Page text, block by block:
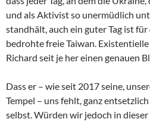
und als Aktivist so unermüdlich
standhält, auch ein guter Tag ist
bedrohte freie Taiwan.
Richard seit je her einen genauen
Dass er – wie seit 2017 seine,
Tempel – uns fehlt, ganz
selbst. Würden wir jedoch in